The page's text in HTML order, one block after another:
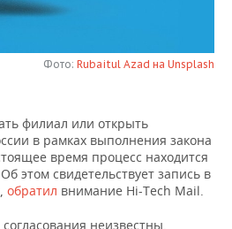
Фото: Rubaitul Azad на Unsplash
филиал или открыть
в рамках выполнения закона
время процесс находится
этом свидетельствует запись в
обратил внимание Hi-Tech Mail.
неизвестны.